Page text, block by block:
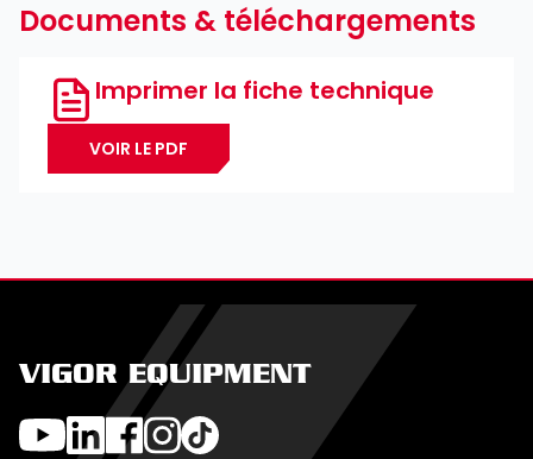
Documents & téléchargements
Imprimer la fiche technique
VOIR LE PDF
VIGOR EQUIPMENT